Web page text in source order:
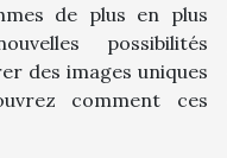
de plus en plus
possibilités
des images uniques
comment ces